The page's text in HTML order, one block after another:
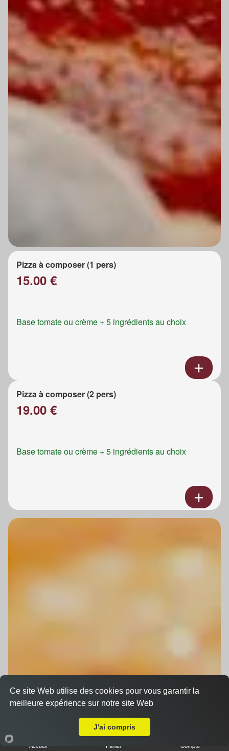
Pizza à composer (1 pers)
15.00 €
Base tomate ou crème + 5 ingrédients au choix
Pizza à composer (2 pers)
19.00 €
Base tomate ou crème + 5 ingrédients au choix
Accueil Panier Compte
Ce site Web utilise des cookies pour vous garantir la
meilleure expérience sur notre site Web
J'ai compris